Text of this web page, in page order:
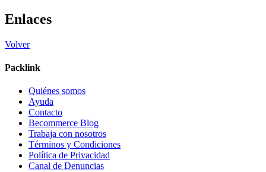
Enlaces
Volver
Packlink
Quiénes somos
Ayuda
Contacto
Becommerce Blog
Trabaja con nosotros
Términos y Condiciones
Política de Privacidad
Canal de Denuncias